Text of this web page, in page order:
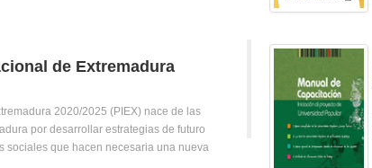
de Extremadura
2020/2025 (PIEX) nace de las
por desarrollar estrategias de futuro
sociales que hacen necesaria una nueva